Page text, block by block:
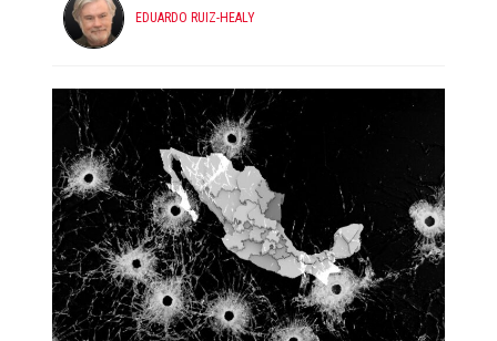
EDUARDO RUIZ-HEALY